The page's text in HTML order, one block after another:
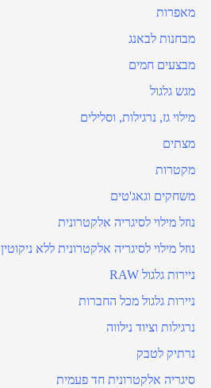
מאפרות
מבחנות לבאנג
מבצעים חמים
מגש גלגול
מילוי גז, נרגילות, וסלילים
מצתים
מקטרות
משחקים וגאג'טים
נוזל מילוי לסיגריה אלקטרונית
נוזל מילוי לסיגריה אלקטרונית ללא ניקוטין
ניירות גלגול RAW
ניירות גלגול מכל החברות
נרגילות וציוד נילווה
נרתיק לטבק
סיגריה אלקטרונית חד פעמית